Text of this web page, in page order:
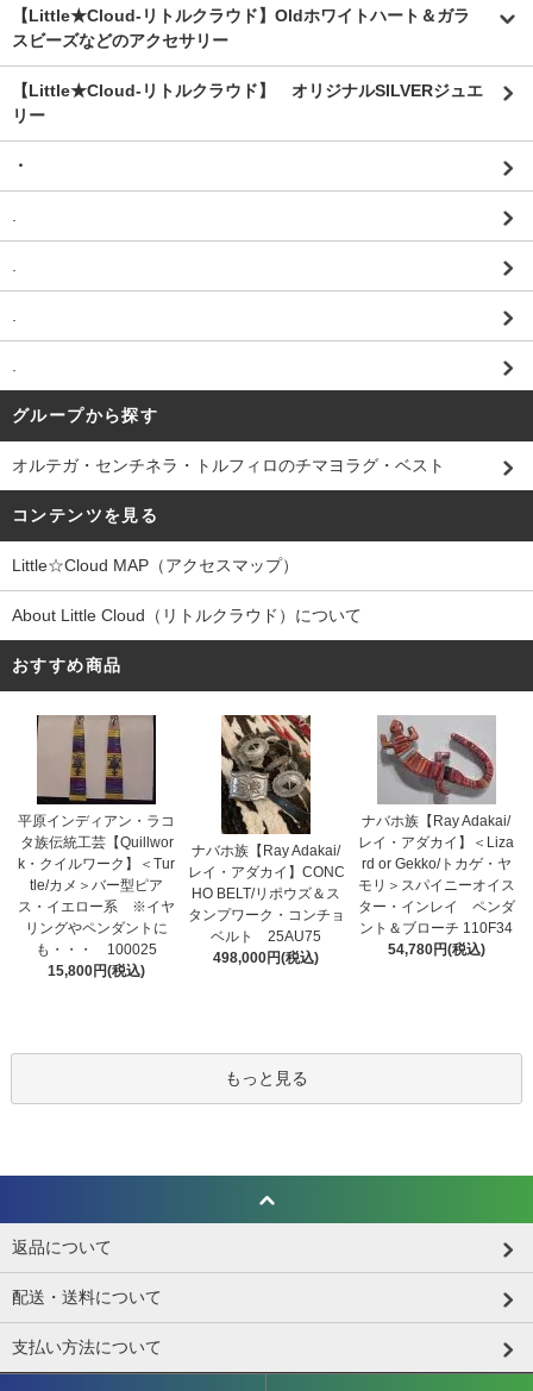
【Little★Cloud-リトルクラウド】Oldホワイトハート＆ガラ
スビーズなどのアクセサリー
【Little★Cloud-リトルクラウド】 オリジナルSILVERジュエ
リー
・
.
.
.
.
グループから探す
オルテガ・センチネラ・トルフィロのチマヨラグ・ベスト
コンテンツを見る
Little☆Cloud MAP（アクセスマップ）
About Little Cloud（リトルクラウド）について
おすすめ商品
平原インディアン・ラコ
タ族伝統工芸【Quillwor
k・クイルワーク】＜Tur
tle/カメ＞バー型ピア
ス・イエロー系 ※イヤ
リングやペンダントに
も・・・ 100025
15,800円(税込)
ナバホ族【Ray Adakai/
レイ・アダカイ】CONC
HO BELT/リポウズ＆ス
タンプワーク・コンチョ
ベルト 25AU75
498,000円(税込)
ナバホ族【Ray Adakai/
レイ・アダカイ】＜Liza
rd or Gekko/トカゲ・ヤ
モリ＞スパイニーオイス
ター・インレイ ペンダ
ント＆ブローチ 110F34
54,780円(税込)
もっと見る
返品について
配送・送料について
支払い方法について